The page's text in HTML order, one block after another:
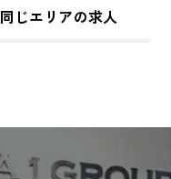
同じエリアの求人